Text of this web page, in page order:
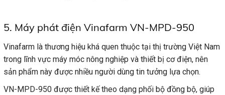
5. Máy phát điện Vinafarm VN-MPD-950
Vinafarm là thương hiệu khá quen thuộc tại thị trường Việt Nam
trong lĩnh vực máy móc nông nghiệp và thiết bị cơ điện, nên
sản phẩm này được nhiều người dùng tin tưởng lựa chọn.
VN-MPD-950 được thiết kế theo dạng phối bộ đồng bộ, giúp